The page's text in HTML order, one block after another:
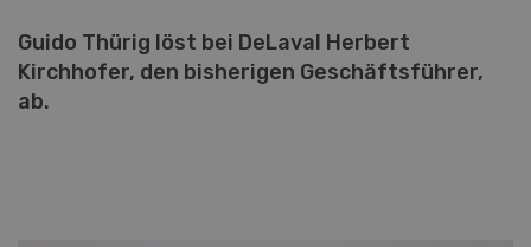
Guido Thürig löst bei DeLaval Herbert
Kirchhofer, den bisherigen Geschäftsführer,
ab.